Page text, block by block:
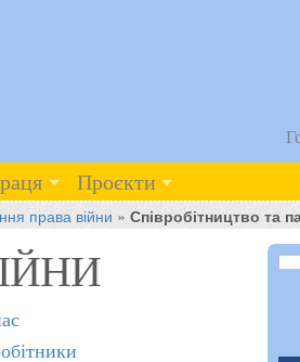
Проєкти
права війни » Співробітництво та